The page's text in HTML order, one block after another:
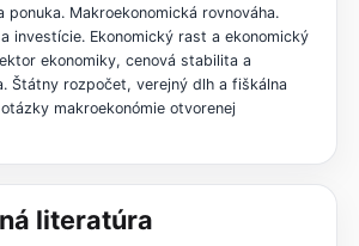
Makroekonomická rovnováha.
investície. Ekonomický rast a ekonomický
ekonomiky, cenová stabilita a
Štátny rozpočet, verejný dlh a fiškálna
makroekonómie otvorenej
literatúra